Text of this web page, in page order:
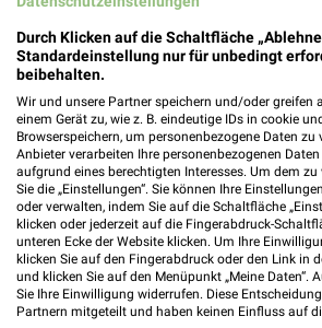
MEHR PROSPEKTE
Durch Klicken auf die Schaltfläche
Standardeinstellung nur für unbedingt
beibehalten.
Wir und unsere Partner speichern und/oder greifen
einem Gerät zu, wie z. B. eindeutige IDs in cookie
Browserspeichern, um personenbezogene Daten zu
Anbieter verarbeiten Ihre personenbezogenen
aufgrund eines berechtigten Interesses. Um dem zu
Sie die „Einstellungen“. Sie können Ihre
oder verwalten, indem Sie auf die Schaltfläche
klicken oder jederzeit auf die Fingerabdruck-
unteren Ecke der Website klicken. Um Ihre
klicken Sie auf den Fingerabdruck oder den Link in
und klicken Sie auf den Menüpunkt „Meine Daten“.
Sie Ihre Einwilligung widerrufen. Diese
Partnern mitgeteilt und haben keinen Einfluss auf